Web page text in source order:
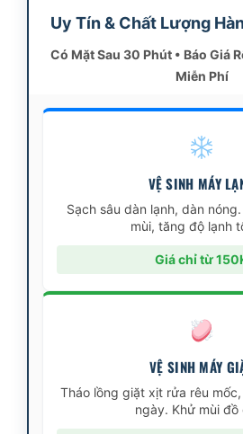
Uy Tín & Chất Lượng
Có Mặt Sau 30 Phút • Báo Giá
Miễn Phí
VỆ SINH MÁY
Sạch sâu dàn lạnh, dàn
mùi, tăng độ lạnh
Giá chỉ từ
VỆ SINH MÁY
Tháo lồng giặt xịt rửa rêu
ngày. Khử mùi đồ